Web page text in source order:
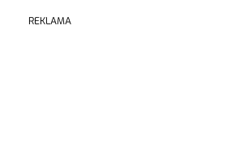
REKLAMA